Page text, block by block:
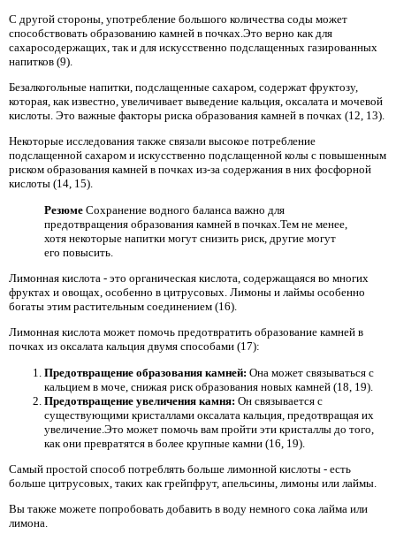
С другой стороны, употребление большого количества соды может
способствовать образованию камней в почках.Это верно как для
сахаросодержащих, так и для искусственно подслащенных газированных
напитков (9).
Безалкогольные напитки, подслащенные сахаром, содержат фруктозу,
которая, как известно, увеличивает выведение кальция, оксалата и мочевой
кислоты. Это важные факторы риска образования камней в почках (12, 13).
Некоторые исследования также связали высокое потребление
подслащенной сахаром и искусственно подслащенной колы с повышенным
риском образования камней в почках из-за содержания в них фосфорной
кислоты (14, 15).
Резюме Сохранение водного баланса важно для
предотвращения образования камней в почках.Тем не менее,
хотя некоторые напитки могут снизить риск, другие могут
его повысить.
Лимонная кислота - это органическая кислота, содержащаяся во многих
фруктах и ​​овощах, особенно в цитрусовых. Лимоны и лаймы особенно
богаты этим растительным соединением (16).
Лимонная кислота может помочь предотвратить образование камней в
почках из оксалата кальция двумя способами (17):
Предотвращение образования камней: Она может связываться с
кальцием в моче, снижая риск образования новых камней (18, 19).
Предотвращение увеличения камня: Он связывается с
существующими кристаллами оксалата кальция, предотвращая их
увеличение.Это может помочь вам пройти эти кристаллы до того,
как они превратятся в более крупные камни (16, 19).
Самый простой способ потреблять больше лимонной кислоты - есть
больше цитрусовых, таких как грейпфрут, апельсины, лимоны или лаймы.
Вы также можете попробовать добавить в воду немного сока лайма или
лимона.